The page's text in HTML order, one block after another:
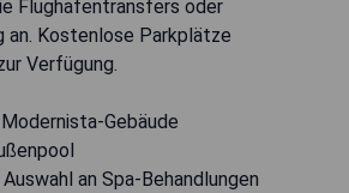
Flughafentransfers oder
an. Kostenlose Parkplätze
Verfügung.
Gebäude
an Spa-Behandlungen